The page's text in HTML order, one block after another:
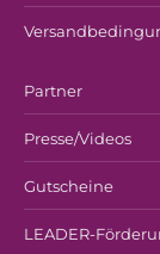
Partner
Presse/Videos
Gutscheine
LEADER-